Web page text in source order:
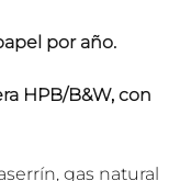
por año.
HPB/B&W, con
gas natural